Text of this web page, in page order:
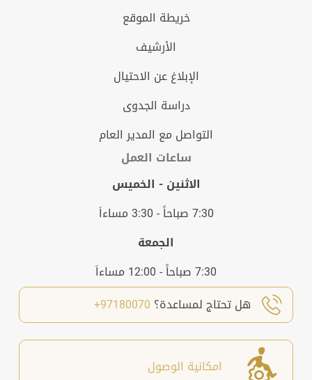
خريطة الموقع
الأرشيف
الإبلاغ عن الاحتيال
دراسة الجدوى
التواصل مع المدير العام
ساعات العمل
الاثنين - الخميس
7:30 صباحاً - 3:30 مساءاَ
الجمعة
7:30 صباحاً - 12:00 مساءاَ
هل تحتاج لمساعدة؟ 97180070+
امكانية الوصول